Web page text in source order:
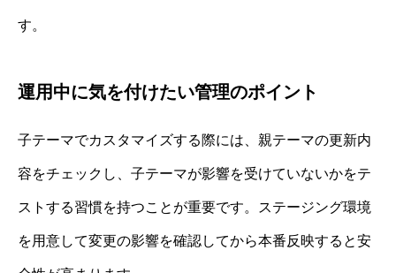
す。
運用中に気を付けたい管理のポイント
子テーマでカスタマイズする際には、親テーマの更新内
容をチェックし、子テーマが影響を受けていないかをテ
ストする習慣を持つことが重要です。ステージング環境
を用意して変更の影響を確認してから本番反映すると安